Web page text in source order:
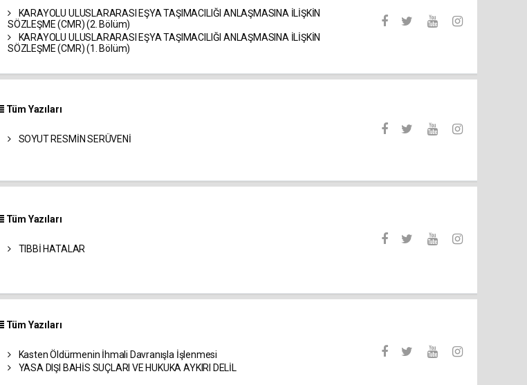
KARAYOLU ULUSLARARASI EŞYA TAŞIMACILIĞI ANLAŞMASINA İLİŞKİN
SÖZLEŞME (CMR) (2. Bölüm)
KARAYOLU ULUSLARARASI EŞYA TAŞIMACILIĞI ANLAŞMASINA İLİŞKİN
SÖZLEŞME (CMR) (1. Bölüm)
Tüm Yazıları
SOYUT RESMİN SERÜVENİ
Tüm Yazıları
TIBBİ HATALAR
Tüm Yazıları
Kasten Öldürmenin İhmali Davranışla İşlenmesi
YASA DIŞI BAHİS SUÇLARI VE HUKUKA AYKIRI DELİL